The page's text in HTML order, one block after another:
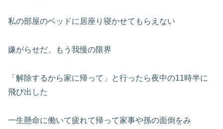
私の部屋のベッドに居座り寝かせてもらえない
嫌がらせだ、もう我慢の限界
「解除するから家に帰って」と行ったら夜中の11時半に
飛び出した
一生懸命に働いて疲れて帰って家事や孫の面倒をみ